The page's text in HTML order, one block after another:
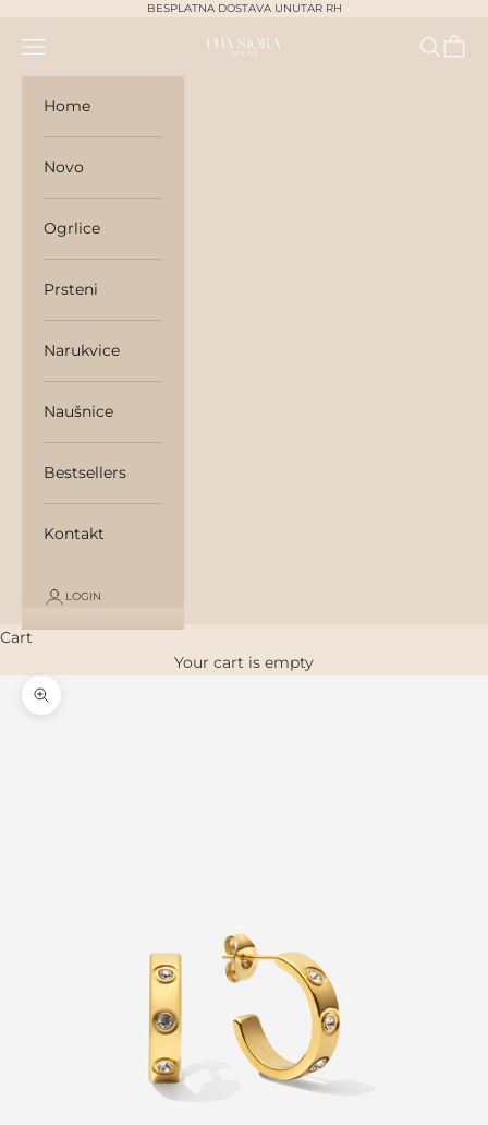
BESPLATNA DOSTAVA UNUTAR RH
unasjora
Navigation menu Search
Cart
Home
Novo
Ogrlice
Prsteni
Narukvice
Naušnice
Bestsellers
Kontakt
LOGIN
Cart
Your cart is empty
Zoom picture